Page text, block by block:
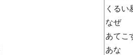
くるい
なぜ
あてこ
あな